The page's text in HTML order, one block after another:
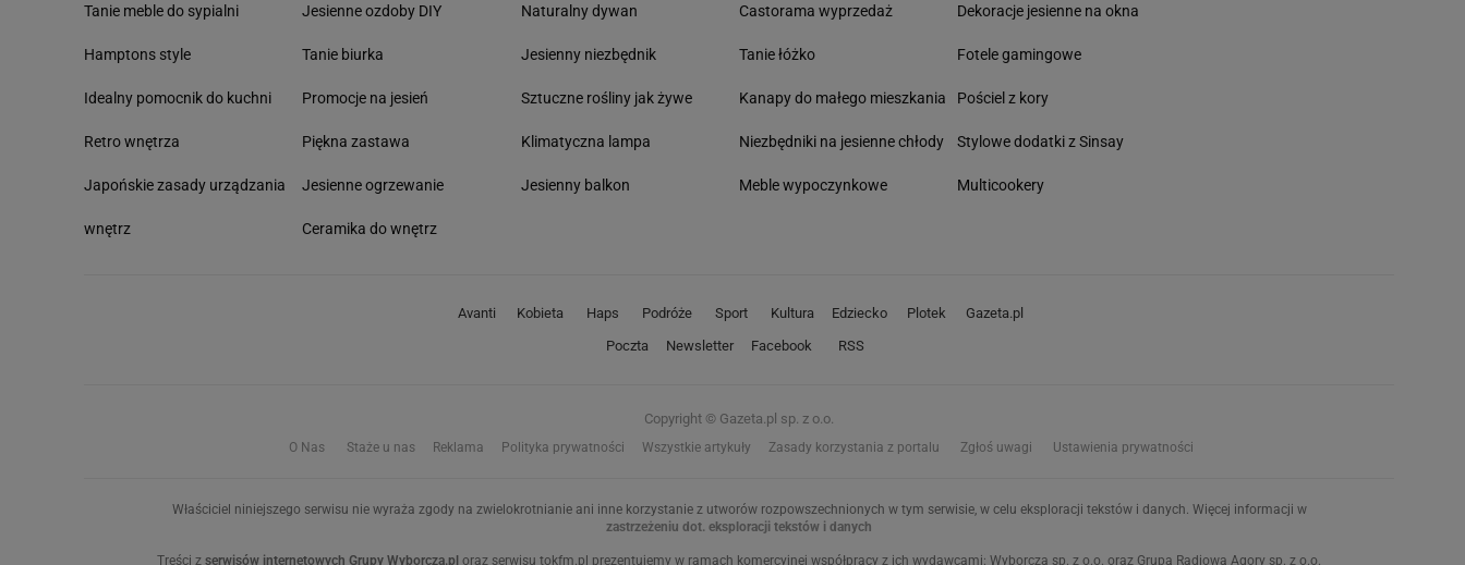
Tanie meble do sypialni
Hamptons style
Idealny pomocnik do kuchni
Retro wnętrza
Japońskie zasady urządzania
wnętrz
Jesienne ozdoby DIY
Tanie biurka
Promocje na jesień
Piękna zastawa
Jesienne ogrzewanie
Ceramika do wnętrz
Naturalny dywan
Jesienny niezbędnik
Sztuczne rośliny jak żywe
Klimatyczna lampa
Jesienny balkon
Castorama wyprzedaż
Tanie łóżko
Kanapy do małego mieszkania
Niezbędniki na jesienne chłody
Meble wypoczynkowe
Dekoracje jesienne na okna
Fotele gamingowe
Pościel z kory
Stylowe dodatki z Sinsay
Multicookery
Avanti Kobieta Haps Podróże Sport Kultura Edziecko Plotek
Gazeta.pl
Poczta
Newsletter Facebook RSS
Copyright © Gazeta.pl sp. z o.o.
O Nas Staże u nas Reklama Polityka prywatności Wszystkie artykuły Zasady korzystania z portalu Zgłoś uwagi Ustawienia prywatności
Właściciel niniejszego serwisu nie wyraża zgody na zwielokrotnianie ani inne korzystanie z utworów rozpowszechnionych w tym serwisie, w celu eksploracji tekstów i danych. Więcej informacji w
zastrzeżeniu dot. eksploracji tekstów i danych
Treści z serwisów internetowych Grupy Wyborcza.pl oraz serwisu tokfm.pl prezentujemy w ramach komercyjnej współpracy z ich wydawcami: Wyborcza sp. z o.o. oraz Grupą Radiową Agory sp. z o.o.